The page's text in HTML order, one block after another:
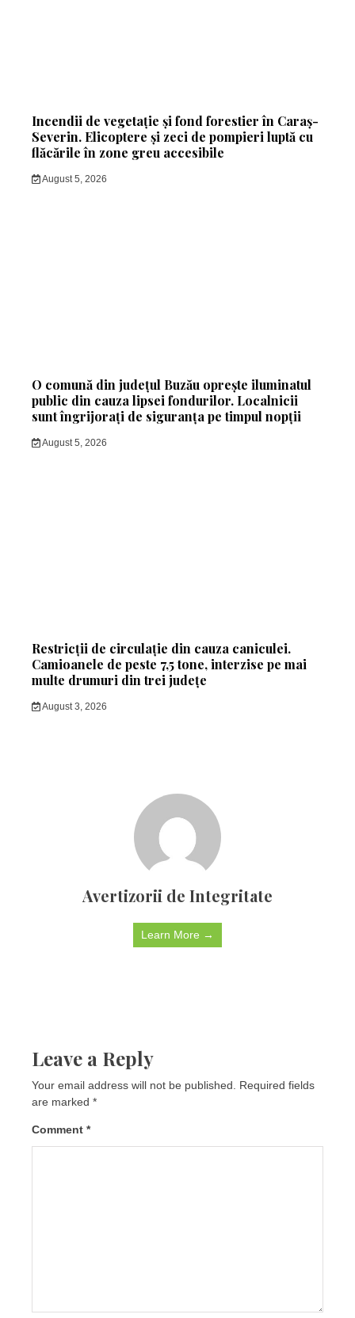
Incendii de vegetație și fond forestier în Caraș-
Severin. Elicoptere și zeci de pompieri luptă cu
flăcările în zone greu accesibile
August 5, 2026
O comună din județul Buzău oprește iluminatul
public din cauza lipsei fondurilor. Localnicii
sunt îngrijorați de siguranța pe timpul nopții
August 5, 2026
Restricții de circulație din cauza caniculei.
Camioanele de peste 7,5 tone, interzise pe mai
multe drumuri din trei județe
August 3, 2026
Avertizorii de Integritate
Learn More →
Leave a Reply
Your email address will not be published. Required fields
are marked *
Comment *